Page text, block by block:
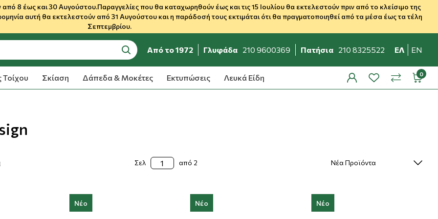
8 έως και 30 Αυγούστου.Παραγγελίες που θα καταχωρηθούν έως και τις 15 Ιουλίου θα εκτελεστούν πριν από το κλείσιμο της
αυτή θα εκτελεστούν από 31 Αυγούστου και η παράδοσή τους εκτιμάται ότι θα πραγματοποιηθεί από τα μέσα έως τα τέλη
Σεπτεμβρίου.
search
Από το 1972 Γλυφάδα 210 9600369 Πατήσια 210 8325522 ΕΛ EN
Τοίχου Σκίαση Δάπεδα & Μοκέτες Εκτυπώσεις Λευκά Είδη profilewishlistcompare
Σελ από 2
Νέο Νέο Νέο